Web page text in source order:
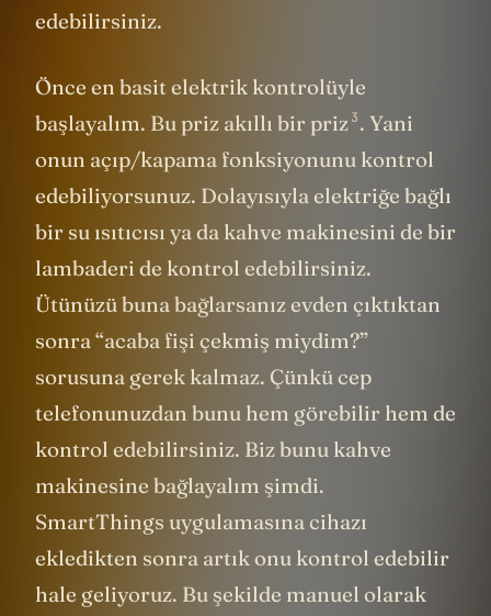
edebilirsiniz.
Önce en basit elektrik kontrolüyle
başlayalım. Bu priz akıllı bir priz3. Yani
onun açıp/kapama fonksiyonunu kontrol
edebiliyorsunuz. Dolayısıyla elektriğe bağlı
bir su ısıtıcısı ya da kahve makinesini de bir
lambaderi de kontrol edebilirsiniz.
Ütünüzü buna bağlarsanız evden çıktıktan
sonra “acaba fişi çekmiş miydim?”
sorusuna gerek kalmaz. Çünkü cep
telefonunuzdan bunu hem görebilir hem de
kontrol edebilirsiniz. Biz bunu kahve
makinesine bağlayalım şimdi.
SmartThings uygulamasına cihazı
ekledikten sonra artık onu kontrol edebilir
hale geliyoruz. Bu şekilde manuel olarak